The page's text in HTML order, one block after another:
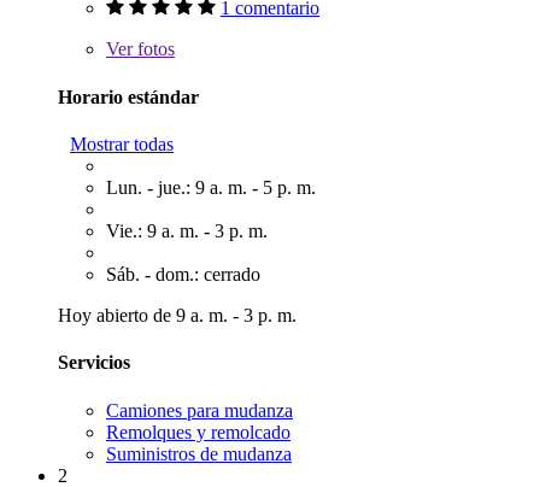
1 comentario
Verfotos
Horario estándar
Mostrar todas
Lun. - jue.: 9 a. m. - 5 p. m.
Vie.: 9 a. m. - 3 p. m.
Sáb. - dom.: cerrado
Hoy abierto de 9 a. m. - 3 p. m.
Servicios
Camiones para mudanza
Remolques y remolcado
Suministros de mudanza
2